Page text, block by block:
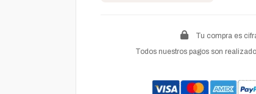
Tu compra es
Todos nuestros pagos son